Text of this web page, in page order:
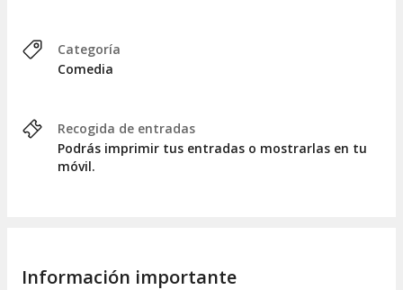
Categoría
Comedia
Recogida de entradas
Podrás imprimir tus entradas o mostrarlas en tu
móvil.
Información importante